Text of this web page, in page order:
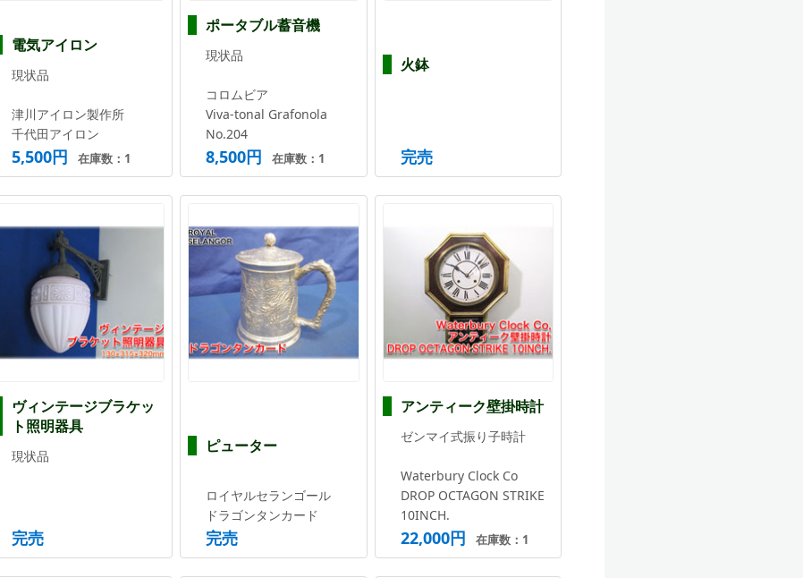
電気アイロン
現状品
津川アイロン製作所
千代田アイロン
5,500円 在庫数：1
ポータブル蓄音機
現状品
コロムビア
Viva-tonal Grafonola
No.204
8,500円 在庫数：1
火鉢
完売
ヴィンテージブラケッ
ト照明器具
現状品
完売
ピューター
ロイヤルセランゴール
ドラゴンタンカード
完売
アンティーク壁掛時計
ゼンマイ式振り子時計
Waterbury Clock Co
DROP OCTAGON STRIKE
10INCH.
22,000円 在庫数：1